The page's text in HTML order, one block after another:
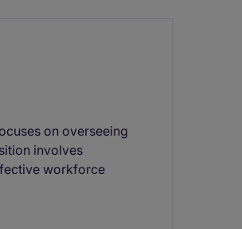
on overseeing
involves
workforce